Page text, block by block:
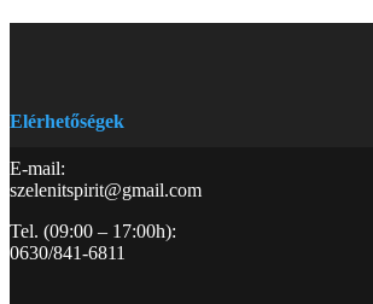
Elérhetőségek
E-mail:
szelenitspirit@gmail.com
Tel. (09:00 – 17:00h):
0630/841-6811